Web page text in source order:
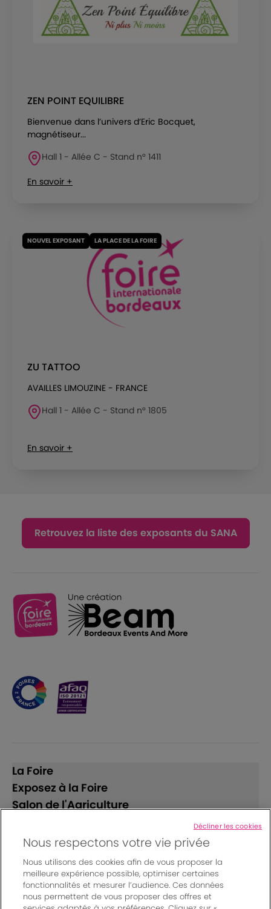
ZEN POINT EQUILIBRE
Bienvenue dans l’univers d’Eric Bocquet,
magnétiseur...
Hall 1 - Allée C - Stand n° 1411
En savoir +
NOUVEL EXPOSANT LA PLACE DE LA FOIRE
ZU TATTOO
AVAILLES LIMOUZINE - FRANCE
Hall 1 - Allée C - Stand n° 1805
En savoir +
Retrouvez la liste des exposants du SANA
La Foire
Exposez à la Foire
Salon de l'Agriculture
Suivez-nous
Nous respectons votre vie privée
Nous utilisons des cookies afin de vous proposer la
meilleure expérience possible, optimiser certaines
fonctionnalités et mesurer l’audience. Ces données
nous permettent de vous proposer des offres et
Décliner les cookies